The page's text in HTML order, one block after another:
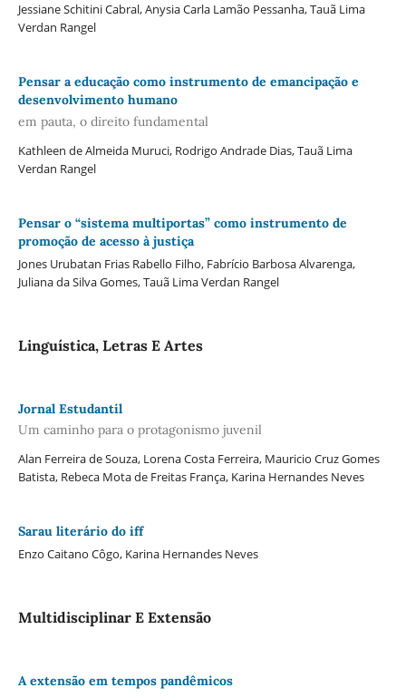
Jessiane Schitini Cabral, Anysia Carla Lamão Pessanha, Tauã Lima
Verdan Rangel
Pensar a educação como instrumento de emancipação e
desenvolvimento humano
em pauta, o direito fundamental
Kathleen de Almeida Muruci, Rodrigo Andrade Dias, Tauã Lima
Verdan Rangel
Pensar o “sistema multiportas” como instrumento de
promoção de acesso à justiça
Jones Urubatan Frias Rabello Filho, Fabrício Barbosa Alvarenga,
Juliana da Silva Gomes, Tauã Lima Verdan Rangel
Linguística, Letras E Artes
Jornal Estudantil
Um caminho para o protagonismo juvenil
Alan Ferreira de Souza, Lorena Costa Ferreira, Mauricio Cruz Gomes
Batista, Rebeca Mota de Freitas França, Karina Hernandes Neves
Sarau literário do iff
Enzo Caitano Côgo, Karina Hernandes Neves
Multidisciplinar E Extensão
A extensão em tempos pandêmicos